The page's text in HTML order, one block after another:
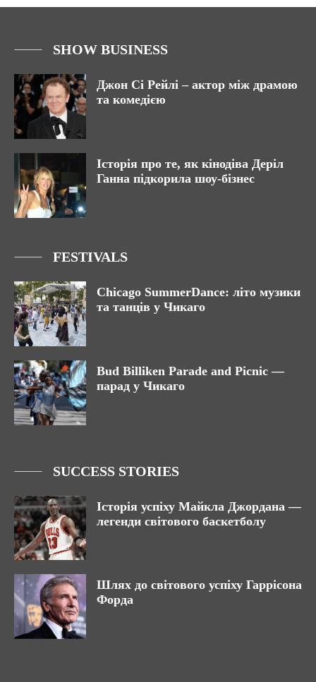
SHOW BUSINESS
Джон Сі Рейлі – актор між драмою
та комедією
Історія про те, як кінодіва Деріл
Ганна підкорила шоу-бізнес
FESTIVALS
Chicago SummerDance: літо музики
та танців у Чикаго
Bud Billiken Parade and Picnic —
парад у Чикаго
SUCCESS STORIES
Історія успіху Майкла Джордана —
легенди світового баскетболу
Шлях до світового успіху Гаррісона
Форда